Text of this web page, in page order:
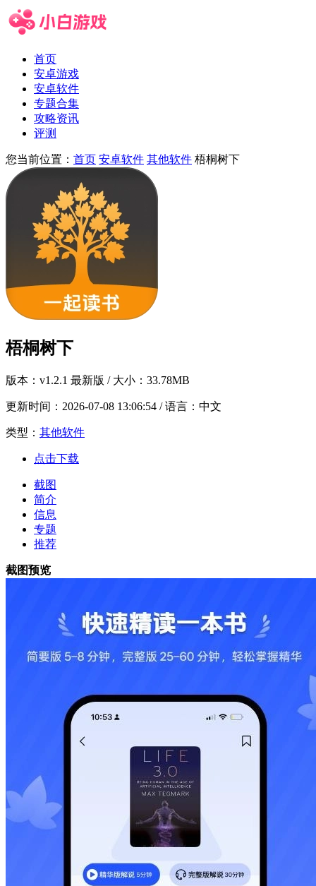
首页
安卓游戏
安卓软件
专题合集
攻略资讯
评测
您当前位置： 首页 安卓软件 其他软件 梧桐树下
梧桐树下
版本： v1.2.1 最新版 / 大小：33.78MB
更新时间： 2026-07-08 13:06:54 / 语言：中文
类型： 其他软件
点击下载
截图
简介
信息
专题
推荐
截图预览